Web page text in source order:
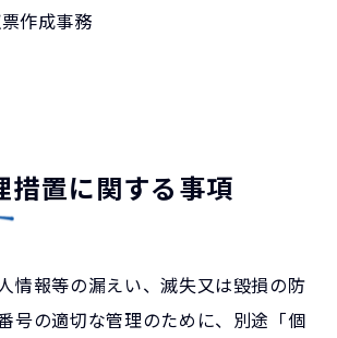
作成事務
措置に関する事項
情報等の漏えい、滅失又は毀損の防
号の適切な管理のために、別途「個